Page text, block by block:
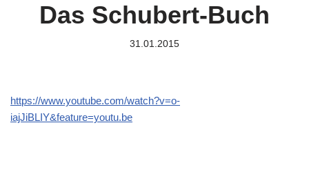
Das Schubert-Buch
31.01.2015
https://www.youtube.com/watch?v=o-
iajJiBLIY&feature=youtu.be